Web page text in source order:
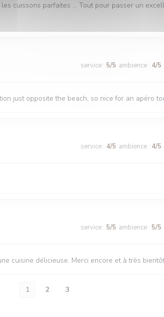
cuissons parfaites … Tout pour passer un
service : 5/5 ambience : 4/5
just opposite the beach, so nice for an apéro
service : 4/5 ambience : 4/5
service : 5/5 ambience : 5/5
cuisine délicieuse. Merci encore et à très bientôt
1 2 3